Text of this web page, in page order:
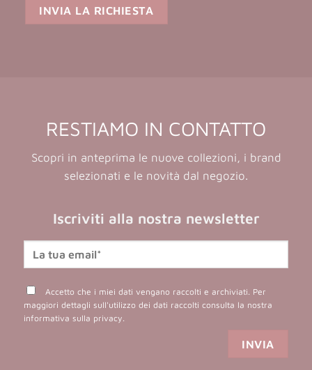
RESTIAMO IN CONTATTO
Scopri in anteprima le nuove collezioni, i brand
selezionati e le novità dal negozio.
Iscriviti alla nostra newsletter
Accetto che i miei dati vengano raccolti e archiviati. Per
maggiori dettagli sull'utilizzo dei dati raccolti consulta la nostra
informativa sulla privacy